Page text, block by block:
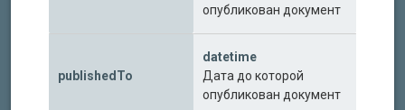
опубликован документ
publishedTo
datetime
Дата до которой
опубликован документ